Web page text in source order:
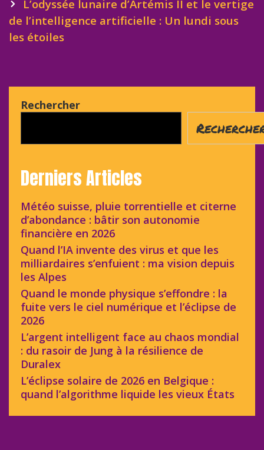
L’odyssée lunaire d’Artémis II et le vertige
de l’intelligence artificielle : Un lundi sous
les étoiles
Rechercher
Derniers Articles
Météo suisse, pluie torrentielle et citerne
d’abondance : bâtir son autonomie
financière en 2026
Quand l’IA invente des virus et que les
milliardaires s’enfuient : ma vision depuis
les Alpes
Quand le monde physique s’effondre : la
fuite vers le ciel numérique et l’éclipse de
2026
L’argent intelligent face au chaos mondial
: du rasoir de Jung à la résilience de
Duralex
L’éclipse solaire de 2026 en Belgique :
quand l’algorithme liquide les vieux États